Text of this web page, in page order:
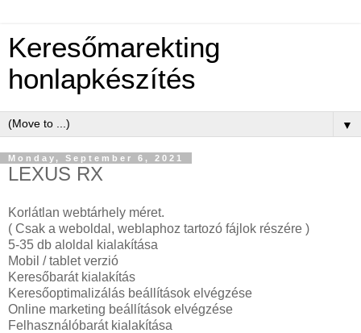
Keresőmarekting
honlapkészítés
▼
Monday, September 6, 2021
LEXUS RX
Korlátlan webtárhely méret.
( Csak a weboldal, weblaphoz tartozó fájlok részére )
5-35 db aloldal kialakítása
Mobil / tablet verzió
Keresőbarát kialakítás
Keresőoptimalizálás beállítások elvégzése
Online marketing beállítások elvégzése
Felhasználóbarát kialakítása